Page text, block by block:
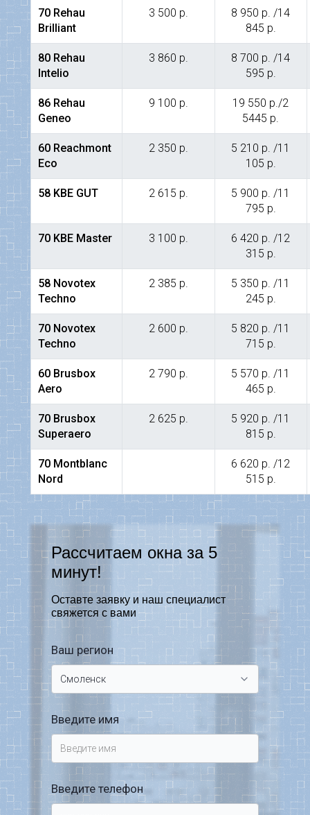
70 Rehau
Brilliant
3 500 р.
8 950 р. /14
845 р.
80 Rehau
Intelio
3 860 р.
8 700 р. /14
595 р.
86 Rehau
Geneo
9 100 р.
19 550 р./2
5445 р.
60 Reachmont
Eco
2 350 р.
5 210 р. /11
105 р.
58 KBE GUT 2 615 р.
5 900 р. /11
795 р.
70 KBE Master 3 100 р.
6 420 р. /12
315 р.
58 Novotex
Techno
2 385 р.
5 350 р. /11
245 р.
70 Novotex
Teсhno
2 600 р.
5 820 р. /11
715 р.
60 Brusbox
Aero
2 790 р.
5 570 р. /11
465 р.
70 Brusbox
Superaero
2 625 р.
5 920 р. /11
815 р.
70 Montblanc
Nord
6 620 р. /12
515 р.
Рассчитаем окна за 5
минут!
Оставте заявку и наш специалист
свяжется с вами
Ваш регион
Введите имя
Введите телефон